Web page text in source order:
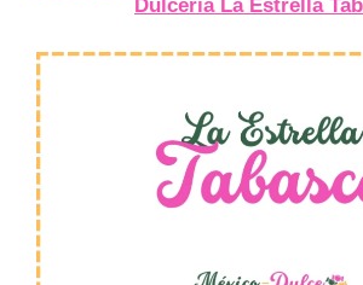
Dulcería La Estrella